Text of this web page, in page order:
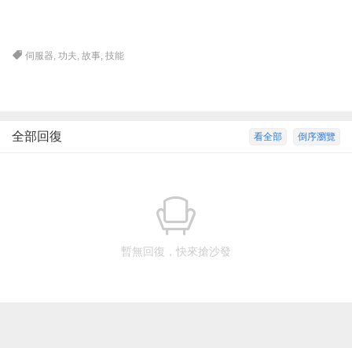
伺服器,功夫,故事,技能
倒序瀏覽
看全部
全部回復
暫無回復，快來搶沙發